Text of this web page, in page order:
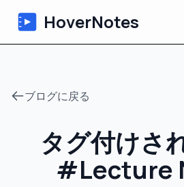
HoverNotes
AI動画ノート
チュートリアル
ブログに戻る
タグ付けさ
#Lecture